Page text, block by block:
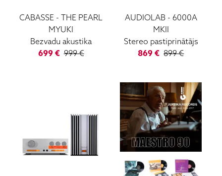
CABASSE -THE PEARL
MYUKI
Bezvadu akustika
699€ 999€
AUDIOLAB- 6000A
MKII
Stereo pastiprinātājs
869 € 899€